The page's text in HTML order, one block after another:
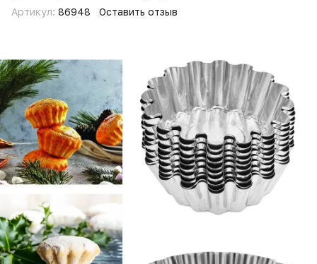
Артикул: 86948 Оставить отзыв